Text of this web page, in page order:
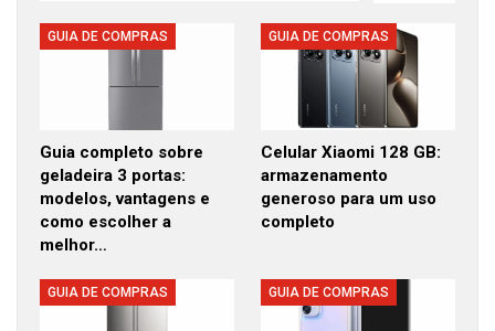
GUIA DE COMPRAS
Guia completo sobre
geladeira 3 portas:
modelos, vantagens e
como escolher a
melhor…
GUIA DE COMPRAS
Celular Xiaomi 128 GB:
armazenamento
generoso para um uso
completo
GUIA DE COMPRAS GUIA DE COMPRAS